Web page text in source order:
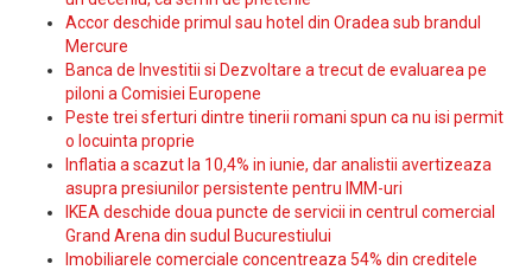
Accor deschide primul sau hotel din Oradea sub brandul
Mercure
Banca de Investitii si Dezvoltare a trecut de evaluarea pe
piloni a Comisiei Europene
Peste trei sferturi dintre tinerii romani spun ca nu isi permit
o locuinta proprie
Inflatia a scazut la 10,4% in iunie, dar analistii avertizeaza
asupra presiunilor persistente pentru IMM-uri
IKEA deschide doua puncte de servicii in centrul comercial
Grand Arena din sudul Bucurestiului
Imobiliarele comerciale concentreaza 54% din creditele